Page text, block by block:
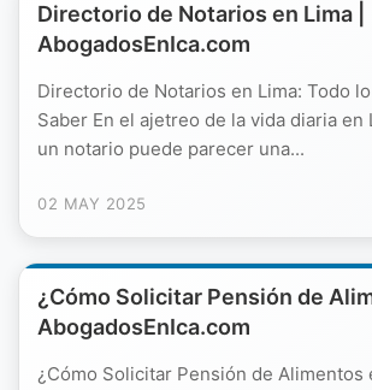
Directorio de Notarios en Lima |
AbogadosEnIca.com
Directorio de Notarios en Lima: Todo
Saber En el ajetreo de la vida diaria en
un notario puede parecer una...
02 MAY 2025
¿Cómo Solicitar Pensión de
AbogadosEnIca.com
¿Cómo Solicitar Pensión de Alimentos